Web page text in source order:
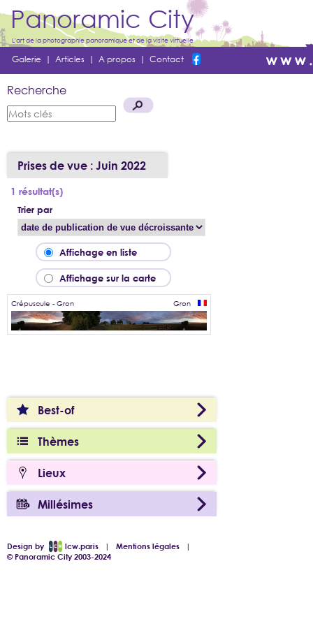
Panoramic City
L'art de la photographie panoramique et de la visite virtuelle
Galerie | Articles | A propos | Contact
Recherche
Best-of
Thèmes
Lieux
Millésimes
Prises de vue : Juin 2022
1 résultat(s)
Trier par
Affichage en liste
Affichage sur la carte
Crépuscule - Gron Gron
Design by lcw.paris |Mentions légales |
© Panoramic City 2003-2024